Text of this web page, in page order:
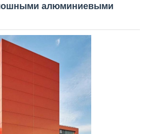
алюминиевыми